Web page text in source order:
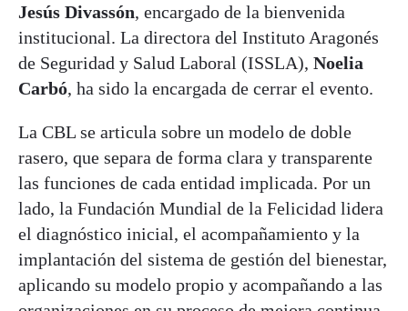
Jesús Divassón, encargado de la bienvenida
institucional. La directora del Instituto Aragonés
de Seguridad y Salud Laboral (ISSLA), Noelia
Carbó, ha sido la encargada de cerrar el evento.
La CBL se articula sobre un modelo de doble
rasero, que separa de forma clara y transparente
las funciones de cada entidad implicada. Por un
lado, la Fundación Mundial de la Felicidad lidera
el diagnóstico inicial, el acompañamiento y la
implantación del sistema de gestión del bienestar,
aplicando su modelo propio y acompañando a las